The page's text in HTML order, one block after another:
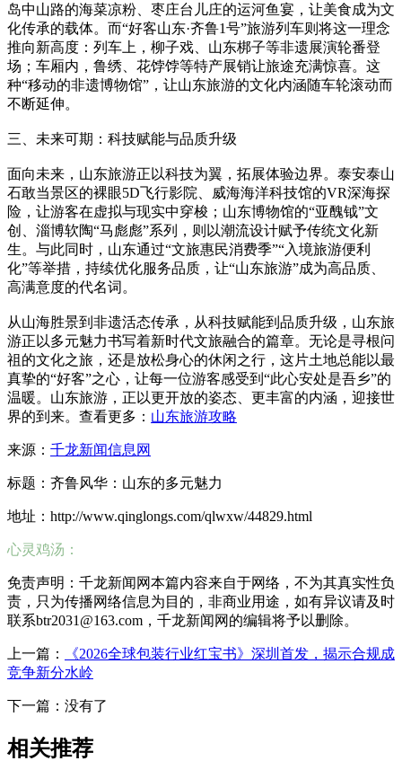
岛中山路的海菜凉粉、枣庄台儿庄的运河鱼宴，让美食成为文
化传承的载体。而“好客山东·齐鲁1号”旅游列车则将这一理念
推向新高度：列车上，柳子戏、山东梆子等非遗展演轮番登
场；车厢内，鲁绣、花饽饽等特产展销让旅途充满惊喜。这
种“移动的非遗博物馆”，让山东旅游的文化内涵随车轮滚动而
不断延伸。
三、未来可期：科技赋能与品质升级
面向未来，山东旅游正以科技为翼，拓展体验边界。泰安泰山
石敢当景区的裸眼5D飞行影院、威海海洋科技馆的VR深海探
险，让游客在虚拟与现实中穿梭；山东博物馆的“亚醜钺”文
创、淄博软陶“马彪彪”系列，则以潮流设计赋予传统文化新
生。与此同时，山东通过“文旅惠民消费季”“入境旅游便利
化”等举措，持续优化服务品质，让“山东旅游”成为高品质、
高满意度的代名词。
从山海胜景到非遗活态传承，从科技赋能到品质升级，山东旅
游正以多元魅力书写着新时代文旅融合的篇章。无论是寻根问
祖的文化之旅，还是放松身心的休闲之行，这片土地总能以最
真挚的“好客”之心，让每一位游客感受到“此心安处是吾乡”的
温暖。山东旅游，正以更开放的姿态、更丰富的内涵，迎接世
界的到来。查看更多： 山东旅游攻略
来源： 千龙新闻信息网
标题：齐鲁风华：山东的多元魅力
地址：http://www.qinglongs.com/qlwxw/44829.html
心灵鸡汤：
免责声明：千龙新闻网本篇内容来自于网络，不为其真实性负
责，只为传播网络信息为目的，非商业用途，如有异议请及时
联系btr2031@163.com，千龙新闻网的编辑将予以删除。
上一篇：
《2026全球包装行业红宝书》深圳首发，揭示合规成
竞争新分水岭
下一篇：没有了
相关推荐